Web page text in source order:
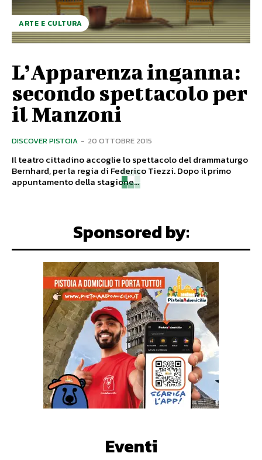
ARTE E CULTURA
L’Apparenza inganna:
secondo spettacolo per
il Manzoni
DISCOVER PISTOIA - 20 OTTOBRE 2015
Il teatro cittadino accoglie lo spettacolo del drammaturgo
Bernhard, per la regia di Federico Tiezzi. Dopo il primo
appuntamento della stagione...
ARTE E CULTURA
stagione sinfonica